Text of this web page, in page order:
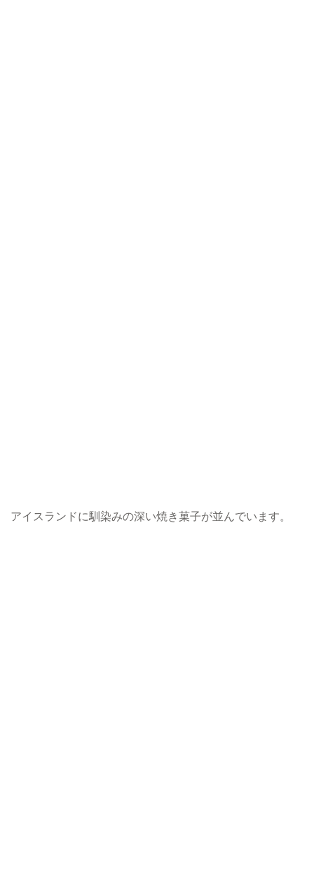
アイスランドに馴染みの深い焼き菓子が並んでいます。